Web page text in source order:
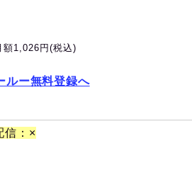
額1,026円(税込)
ルー無料登録へ
信：×